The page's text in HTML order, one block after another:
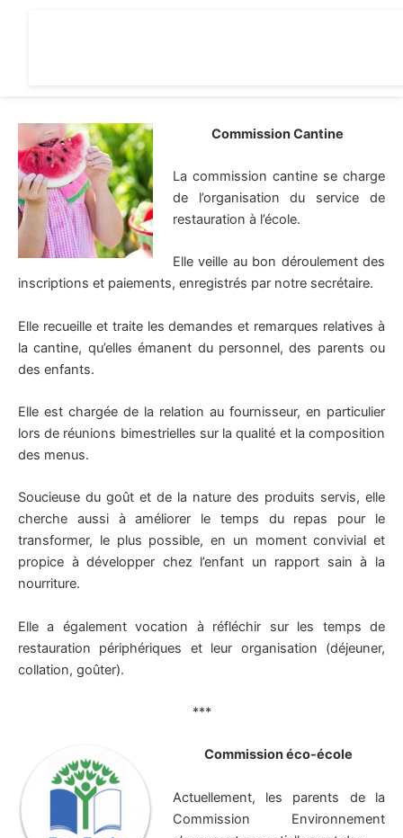
Commission Cantine
La commission cantine se charge
de l’organisation du service de
restauration à l’école.
Elle veille au bon déroulement des
inscriptions et paiements, enregistrés par notre secrétaire.
Elle recueille et traite les demandes et remarques relatives à
la cantine, qu’elles émanent du personnel, des parents ou
des enfants.
Elle est chargée de la relation au fournisseur, en particulier
lors de réunions bimestrielles sur la qualité et la composition
des menus.
Soucieuse du goût et de la nature des produits servis, elle
cherche aussi à améliorer le temps du repas pour le
transformer, le plus possible, en un moment convivial et
propice à développer chez l’enfant un rapport sain à la
nourriture.
Elle a également vocation à réfléchir sur les temps de
restauration périphériques et leur organisation (déjeuner,
collation, goûter).
***
Commission éco-école
Actuellement, les parents de la
Commission Environnement